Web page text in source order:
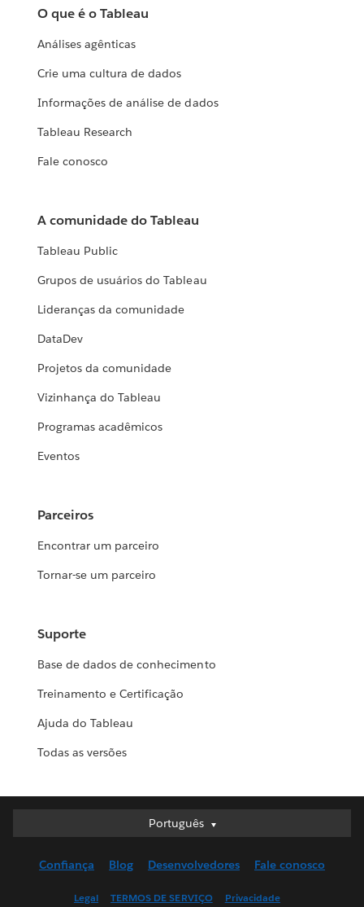
O que é o Tableau
Análises agênticas
Crie uma cultura de dados
Informações de análise de dados
Tableau Research
Fale conosco
A comunidade do Tableau
Tableau Public
Grupos de usuários do Tableau
Lideranças da comunidade
DataDev
Projetos da comunidade
Vizinhança do Tableau
Programas acadêmicos
Eventos
Parceiros
Encontrar um parceiro
Tornar-se um parceiro
Suporte
Base de dados de conhecimento
Treinamento e Certificação
Ajuda do Tableau
Todas as versões
Português
Português
English (UK)
Confiança Blog Desenvolvedores Fale conosco
Legal TERMOS DE SERVIÇO Privacidade